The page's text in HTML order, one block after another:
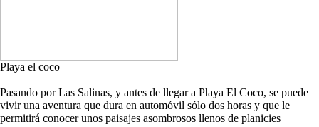
Playa el coco
Pasando por Las Salinas, y antes de llegar a Playa El Coco, se puede
vivir una aventura que dura en automóvil sólo dos horas y que le
permitirá conocer unos paisajes asombrosos llenos de planicies